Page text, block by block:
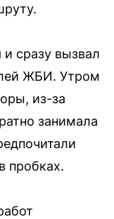
и сразу вызвал
ЖБИ. Утром
из-за
занимала
пробках.